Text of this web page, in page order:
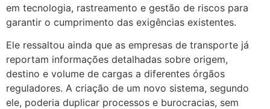
em tecnologia, rastreamento e gestão de riscos para
garantir o cumprimento das exigências existentes.
Ele ressaltou ainda que as empresas de transporte já
reportam informações detalhadas sobre origem,
destino e volume de cargas a diferentes órgãos
reguladores. A criação de um novo sistema, segundo
ele, poderia duplicar processos e burocracias, sem